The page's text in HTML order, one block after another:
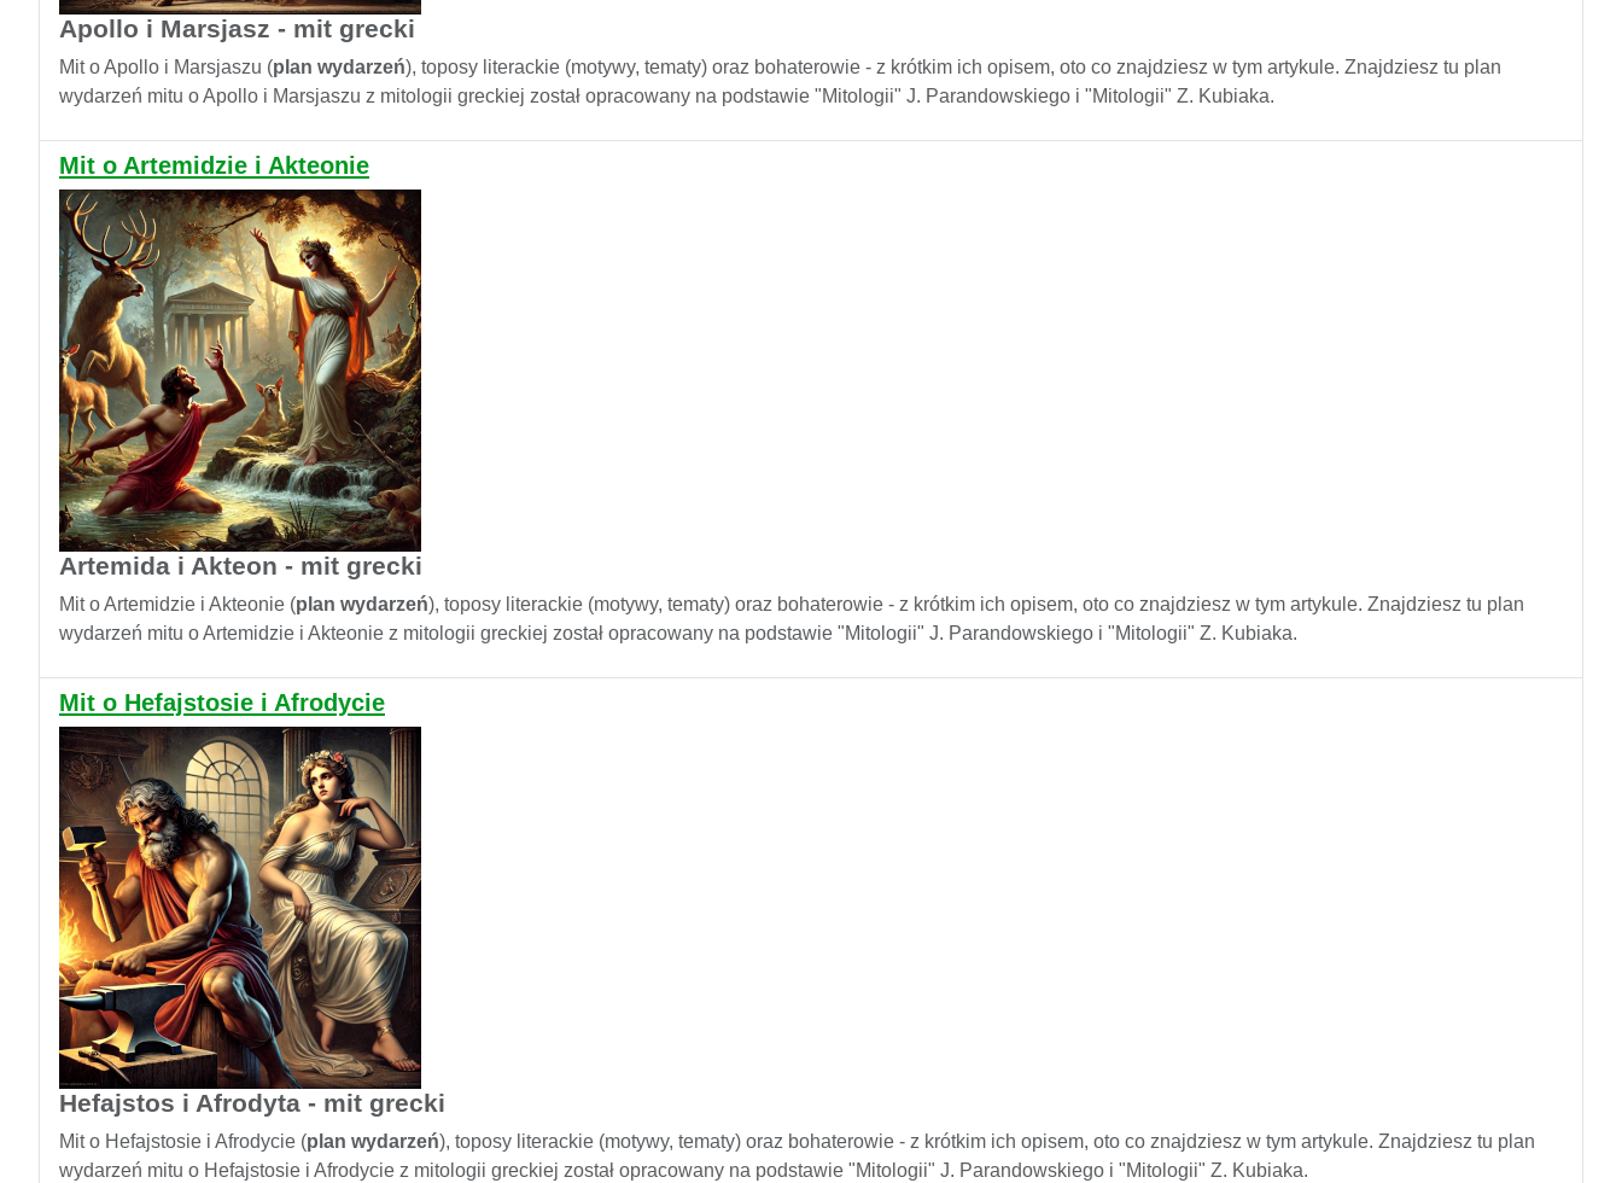
Apollo i Marsjasz - mit grecki
Mit o Apollo i Marsjaszu (plan wydarzeń), toposy literackie (motywy, tematy) oraz bohaterowie - z krótkim ich opisem, oto co znajdziesz w tym artykule. Znajdziesz tu plan
wydarzeń mitu o Apollo i Marsjaszu z mitologii greckiej został opracowany na podstawie "Mitologii" J. Parandowskiego i "Mitologii" Z. Kubiaka.
Mit o Artemidzie i Akteonie
Artemida i Akteon - mit grecki
Mit o Artemidzie i Akteonie (plan wydarzeń), toposy literackie (motywy, tematy) oraz bohaterowie - z krótkim ich opisem, oto co znajdziesz w tym artykule. Znajdziesz tu plan
wydarzeń mitu o Artemidzie i Akteonie z mitologii greckiej został opracowany na podstawie "Mitologii" J. Parandowskiego i "Mitologii" Z. Kubiaka.
Mit o Hefajstosie i Afrodycie
Hefajstos i Afrodyta - mit grecki
Mit o Hefajstosie i Afrodycie (plan wydarzeń), toposy literackie (motywy, tematy) oraz bohaterowie - z krótkim ich opisem, oto co znajdziesz w tym artykule. Znajdziesz tu plan
wydarzeń mitu o Hefajstosie i Afrodycie z mitologii greckiej został opracowany na podstawie "Mitologii" J. Parandowskiego i "Mitologii" Z. Kubiaka.